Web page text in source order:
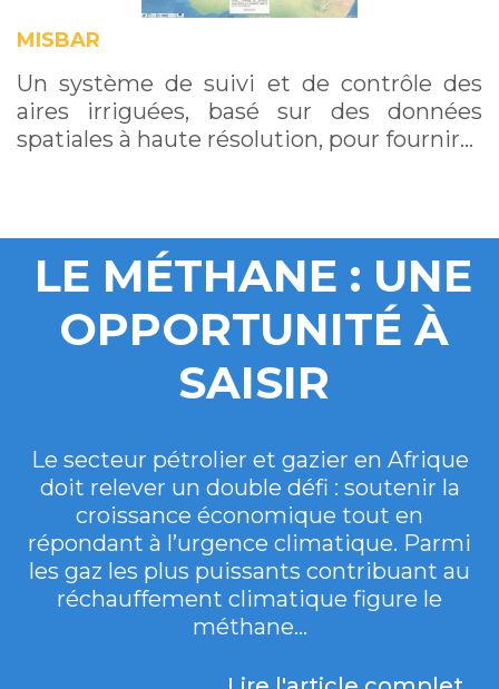
MISBAR
Un système de suivi et de contrôle des
aires irriguées, basé sur des données
spatiales à haute résolution, pour fournir…
LE MÉTHANE : UNE
OPPORTUNITÉ À
SAISIR
Le secteur pétrolier et gazier en Afrique
doit relever un double défi : soutenir la
croissance économique tout en
répondant à l’urgence climatique. Parmi
les gaz les plus puissants contribuant au
réchauffement climatique figure le
méthane...